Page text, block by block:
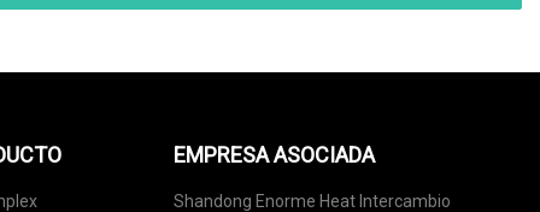
EMPRESA ASOCIADA
Shandong Enorme Heat Intercambio